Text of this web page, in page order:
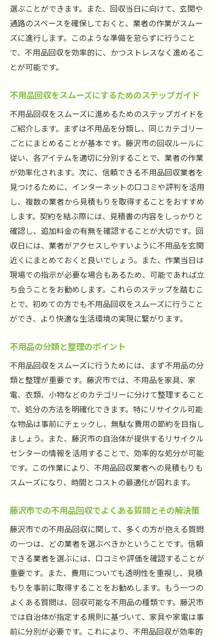
選ぶことができます。また、回収当日に向けて、玄関や
通路のスペースを確保しておくと、業者の作業がスムー
ズに進行します。このような準備を怠らずに行うこと
で、不用品回収を効率的に、かつストレスなく進めるこ
とが可能です。
不用品回収をスムーズにするためのステップガイド
不用品回収をスムーズに進めるためのステップガイドを
ご紹介します。まずは不用品を分類し、同じカテゴリー
ごとにまとめることが基本です。藤沢市の回収ルールに
従い、各アイテムを適切に分別することで、業者の作業
が効率化されます。次に、信頼できる不用品回収業者を
見つけるために、インターネットの口コミや評判を活用
し、複数の業者から見積もりを取得することをおすすめ
します。契約を結ぶ際には、見積書の内容をしっかりと
確認し、追加料金の有無を確認することが大切です。回
収日には、業者がアクセスしやすいように不用品を玄関
近くにまとめておくと良いでしょう。また、作業当日は
現場での指示が必要な場合もあるため、可能であれば立
ち会うことをお勧めします。これらのステップを踏むこ
とで、初めての方でも不用品回収をスムーズに行うこと
ができ、より快適な生活環境の実現に繋がります。
不用品の分類と整理のポイント
不用品回収をスムーズに行うためには、まず不用品の分
類と整理が重要です。藤沢市では、不用品を家具、家
電、衣類、小物などのカテゴリーに分けて整理すること
で、処分の方法を明確化できます。特にリサイクル可能
な物品は事前にチェックし、無駄な費用の節約を目指し
ましょう。また、藤沢市の自治体が提供するリサイクル
センターの情報を活用することで、効率的な処分が可能
です。この作業により、不用品回収業者への見積もりも
スムーズになり、時間とコストの最適化が図れます。
藤沢市での不用品回収でよくある質問とその解決策
藤沢市での不用品回収に関して、多くの方が抱える質問
の一つは、どの業者を選ぶべきかということです。信頼
できる業者を選ぶには、口コミや評価を確認することが
重要です。また、費用についても透明性を重視し、見積
もりを事前に取得することをお勧めします。もう一つの
よくある質問は、回収可能な不用品の種類です。藤沢市
では自治体が指定する規則に基づいて、家具や家電は事
前に分別が必要です。これにより、不用品回収が効率的